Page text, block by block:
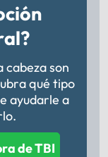
cabeza son
qué tipo
ayudarle a
de TBI